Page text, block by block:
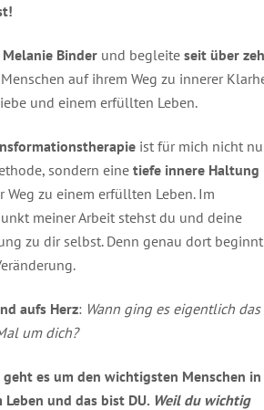
Melanie Binderund begleite seit über
Menschen auf ihrem Weg zu innerer
und einem erfüllten Leben.
ist für mich nicht
sondern eine tiefe innere Haltung
Weg zu einem erfüllten Leben. Im
meiner Arbeit stehst du und deine
zu dir selbst. Denn genau dort beginnt
aufs Herz: Wann ging es eigentlich das
um dich?
geht es um den wichtigsten Menschen in
Leben und das bist DU. Weil du wichtig